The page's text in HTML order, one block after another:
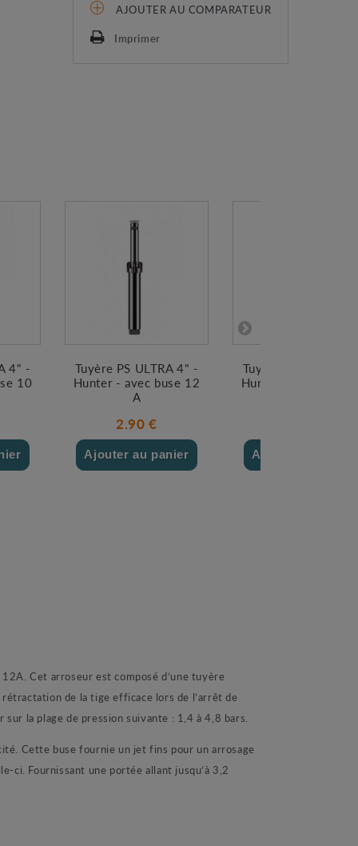
AJOUTER AU COMPARATEUR
Imprimer
4" -
10
Tuyère PS ULTRA 4" -
Hunter - avec buse 12
A
2.90 €
Ajouter au panier
Tuyère PS ULTRA
Hunter - avec buse
Ajouter au panier
Cet arroseur est composé d’une tuyère
de la tige efficace lors de l’arrêt de
la plage de pression suivante : 1,4 à 4,8 bars.
Cette buse fournie un jet fins pour un arrosage
ci. Fournissant une portée allant jusqu’à 3,2